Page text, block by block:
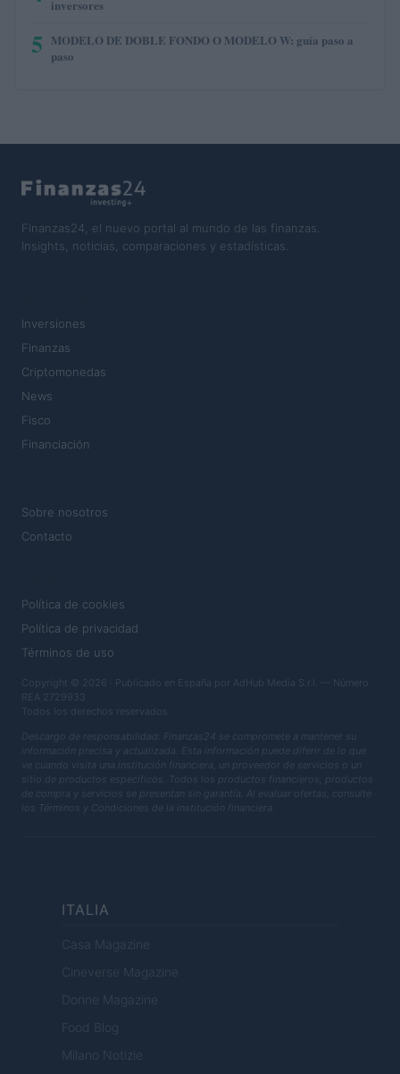
inversores
5 MODELO DE DOBLE FONDO O MODELO W: guía paso a
paso
Finanzas24, el nuevo portal al mundo de las finanzas.
Insights, noticias, comparaciones y estadísticas.
Inversiones
Finanzas
Criptomonedas
News
Fisco
Financiación
Sobre nosotros
Contacto
Política de cookies
Política de privacidad
Términos de uso
Copyright © 2026 · Publicado en España por AdHub Media S.r.l. — Número
REA 2729933
Todos los derechos reservados
Descargo de responsabilidad: Finanzas24 se compromete a mantener su
información precisa y actualizada. Esta información puede diferir de lo que
ve cuando visita una institución financiera, un proveedor de servicios o un
sitio de productos específicos. Todos los productos financieros, productos
de compra y servicios se presentan sin garantía. Al evaluar ofertas, consulte
los Términos y Condiciones de la institución financiera.
ITALIA
Casa Magazine
Cineverse Magazine
Donne Magazine
Food Blog
Milano Notizie